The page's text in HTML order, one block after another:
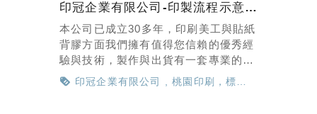
印冠企業有限公司-印製流程示意圖
本公司已成立30多年，印刷美工與貼紙
背膠方面我們擁有值得您信賴的優秀經
驗與技術，製作與出貨有一套專業的
SOP流程，業務部份也有專人為您服
印冠企業有限公司
桃園印刷，標籤